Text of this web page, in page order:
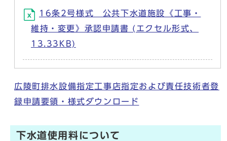
16条2号様式 公共下水道施設《工事・
維持・変更》承認申請書 (エクセル形式、
13.33KB)
広陵町排水設備指定工事店指定および責任技術者登
録申請要領・様式ダウンロード
下水道使用料について